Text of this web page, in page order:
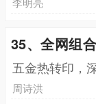
35、全网组
五金热转印，
周诗洪